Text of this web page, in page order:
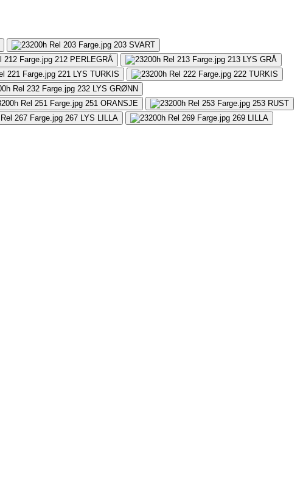
203 SVART
212 PERLEGRÅ 213 LYS GRÅ
221 LYS TURKIS 222 TURKIS
232 LYS GRØNN
251 ORANSJE 253 RUST
267 LYS LILLA 269 LILLA